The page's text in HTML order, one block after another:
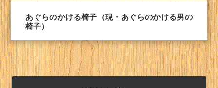
あぐらのかける椅子（現・あぐらのかける男の
椅子）